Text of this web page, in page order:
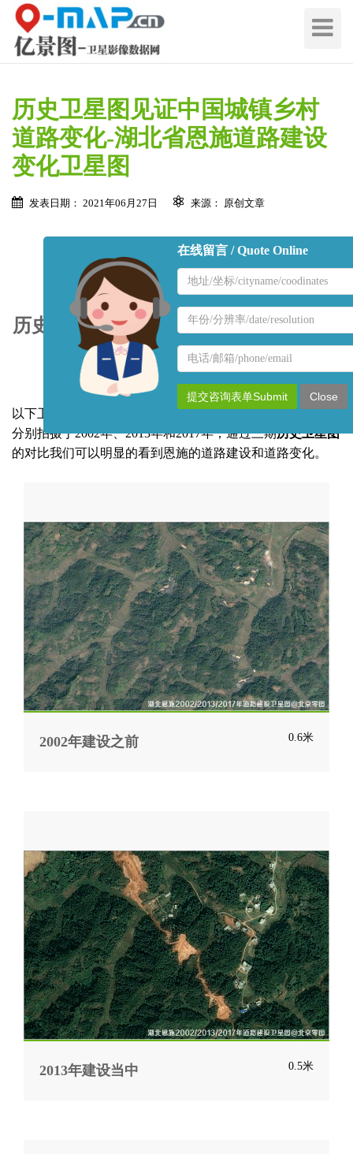
切
导
历史卫星图见证中国城镇乡村
道路变化-湖北省恩施道路建设
变化卫星图
发表日期： 2021年06月27日 来源： 原创文章
历史卫星图见证湖北省恩施市2002-2017
年城镇乡村道路变化
以下卫星图位于湖北省恩施市，一共三期高清历史卫星图，
分别拍摄于2002年、2013年和2017年，通过三期历史卫星图
的对比我们可以明显的看到恩施的道路建设和道路变化。
2002年建设之前 0.6米
2013年建设当中 0.5米
在线留言 / Quote Online
地
区
称
区
称
系
方
式
提交咨询表单Submit Close